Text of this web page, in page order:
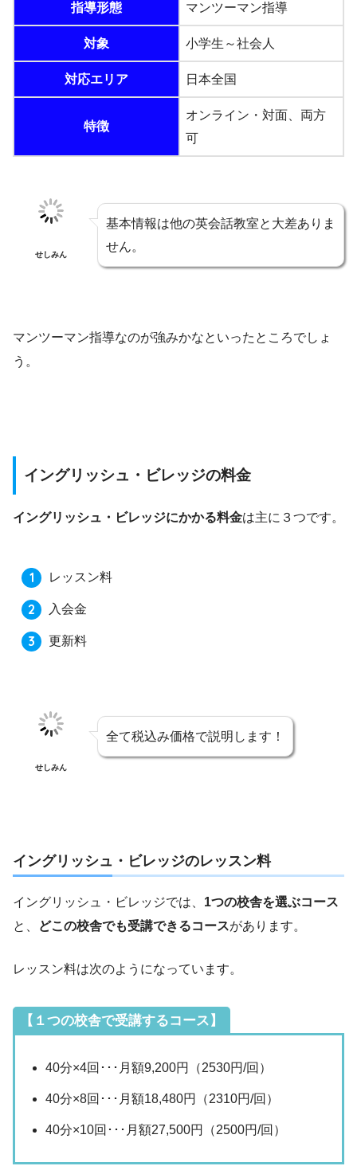
指導形態 マンツーマン指導
対象 小学生～社会人
対応エリア 日本全国
特徴
オンライン・対面、両方
可
せしみん
基本情報は他の英会話教室と大差ありま
せん。
マンツーマン指導なのが強みかなといったところでしょ
う。
イングリッシュ・ビレッジの料金
イングリッシュ・ビレッジにかかる料金は主に３つです。
レッスン料
入会金
更新料
せしみん
全て税込み価格で説明します！
イングリッシュ・ビレッジのレッスン料
イングリッシュ・ビレッジでは、 1つの校舎を選ぶコース
と、
どこの校舎でも受講できるコースがあります。
レッスン料は次のようになっています。
【１つの校舎で受講するコース】
40分×4回･･･月額9,200円（2530円/回）
40分×8回･･･月額18,480円（2310円/回）
40分×10回･･･月額27,500円（2500円/回）